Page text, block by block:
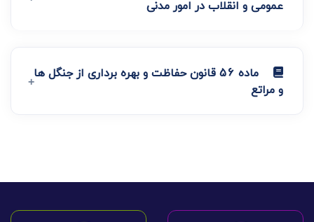
عمومی و انقلاب در امور مدنی
ماده 56 قانون حفاظت و بهره برداری از جنگل ها
و مراتع